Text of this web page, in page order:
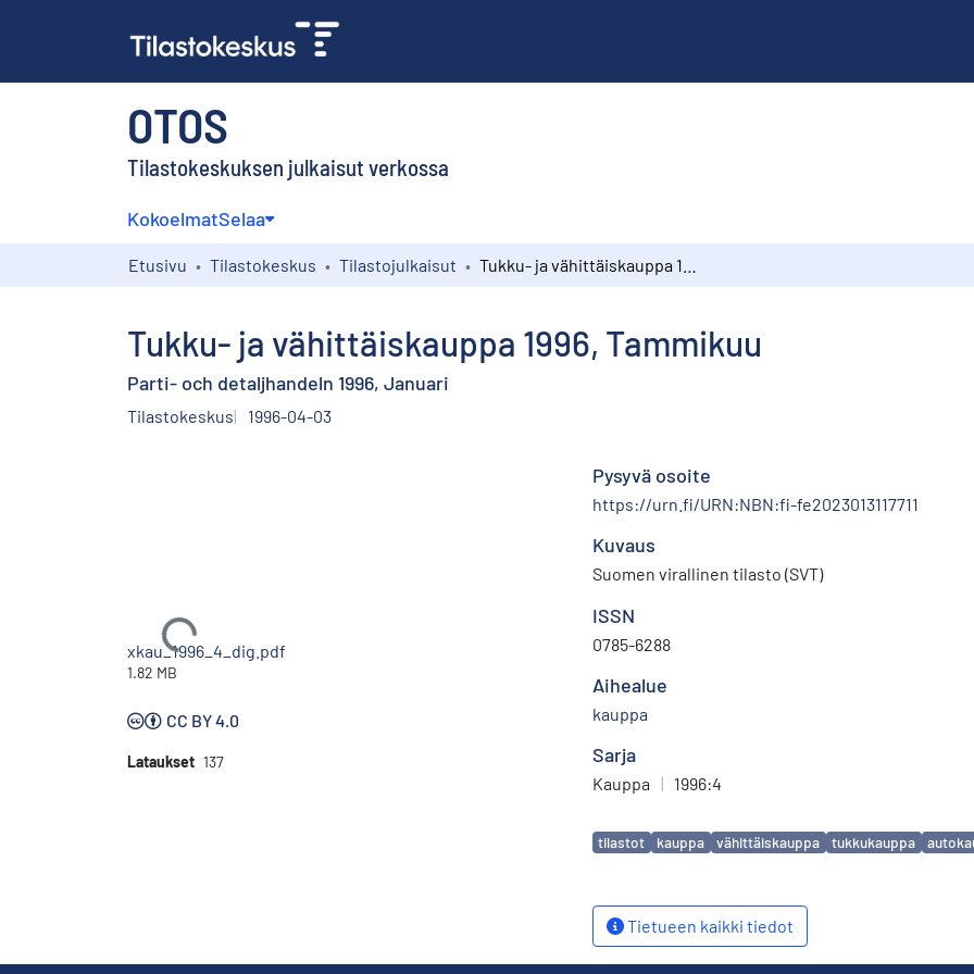
OTOS
Tilastokeskuksen julkaisut verkossa
KokoelmatSelaa
Etusivu Tilastokeskus Tilastojulkaisut
Tukku- ja vähittäiskauppa 1996, Tammikuu
Parti- och detaljhandeln 1996, Januari
Tilastokeskus 1996-04-03
Ladataan...
xkau_1996_4_dig.pdf
1.82 MB
CC BY 4.0
Lataukset 137
Pysyvä osoite
https://urn.fi/URN:NBN:fi-fe2023013117711
Kuvaus
Suomen virallinen tilasto (SVT)
ISSN
0785-6288
Aihealue
kauppa
Sarja
Kauppa | 1996:4
Avainsanat
tilastot kauppa vähittäiskauppa tukkukauppa
Tietueen kaikki tiedot